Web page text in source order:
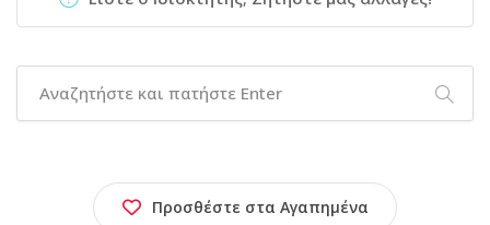
Προσθέστε στα Αγαπημένα